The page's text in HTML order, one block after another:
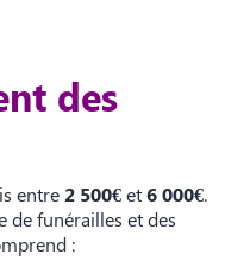
des
entre2 500€et6 000€.
de funérailles et des
: